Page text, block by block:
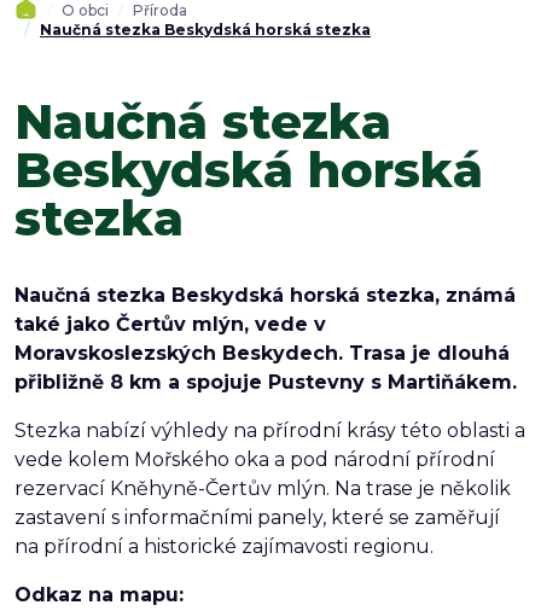
O obci
Příroda
Naučná stezka Beskydská horská stezka
Naučná stezka
Beskydská horská
stezka
Naučná stezka Beskydská horská stezka, známá
také jako Čertův mlýn, vede v
Moravskoslezských Beskydech. Trasa je dlouhá
přibližně 8 km a spojuje Pustevny s Martiňákem.
Stezka nabízí výhledy na přírodní krásy této oblasti a
vede kolem Mořského oka a pod národní přírodní
rezervací Kněhyně-Čertův mlýn. Na trase je několik
zastavení s informačními panely, které se zaměřují
na přírodní a historické zajímavosti regionu.
Odkaz na mapu: